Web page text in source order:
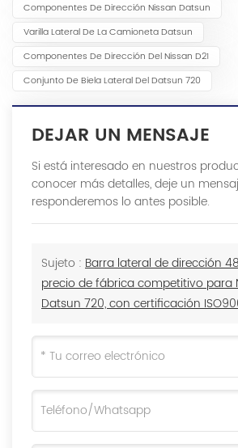
Componentes De Dirección Nissan Datsun
Varilla Lateral De La Camioneta Datsun
Componentes De Dirección Del Nissan D21
Conjunto De Biela Lateral Del Datsun 720
DEJAR UN MENSAJE
Si está interesado en nuestros
conocer más detalles, deje un
responderemos lo antes posible.
Sujeto : Barra lateral de dirección
precio de fábrica competitivo para
Datsun 720, con certificación